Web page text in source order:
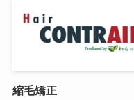
縮毛矯正